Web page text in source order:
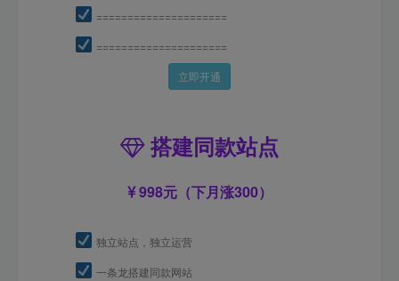
=====================
=====================
立即开通
搭建同款站点
998元（下月涨300）
独立站点，独立运营
一条龙搭建同款网站